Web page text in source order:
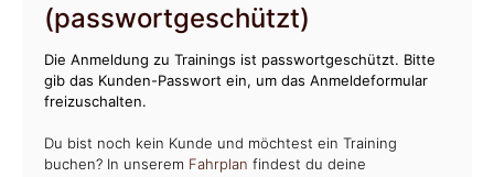
(passwortgeschützt)
Die Anmeldung zu Trainings ist passwortgeschützt. Bitte
gib das Kunden-Passwort ein, um das Anmeldeformular
freizuschalten.
Du bist noch kein Kunde und möchtest ein Training
buchen? In unserem Fahrplan findest du deine